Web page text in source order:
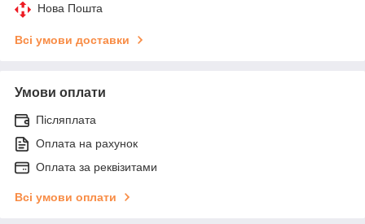
Нова Пошта
Всі умови доставки
Умови оплати
Післяплата
Оплата на рахунок
Оплата за реквізитами
Всі умови оплати